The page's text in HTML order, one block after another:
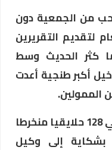
من الجمعية دون
لتقديم التقريرين
كثر الحديث وسط
أكبر طنجية أعدت
الممولين.
وحسب مصادر مطلعة، فإن حوالي 128 حلايقيا منخرطا
بشكاية إلى وكيل